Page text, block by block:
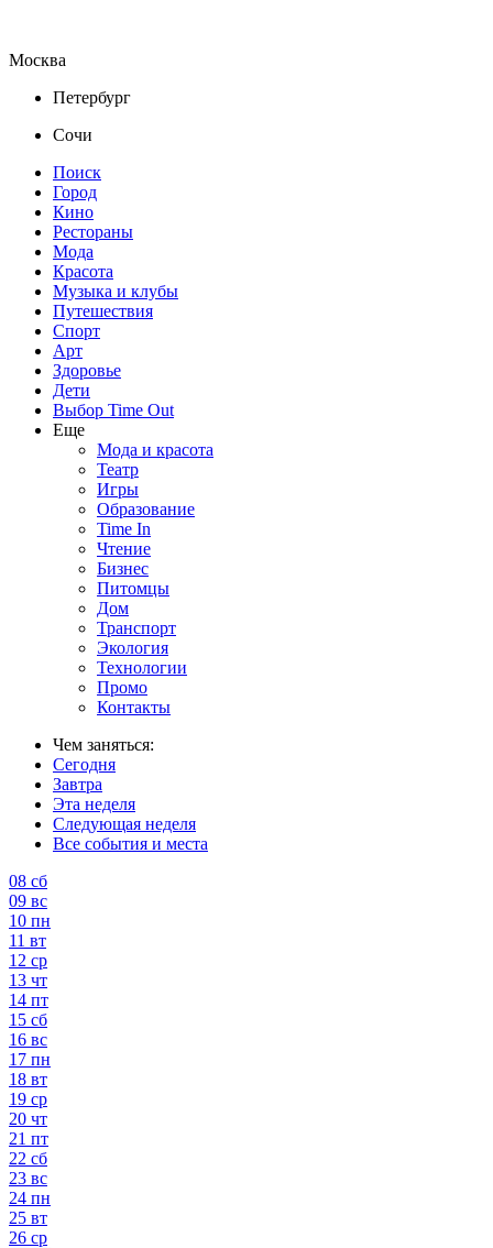
Москва
Петербург
Сочи
Поиск
Город
Кино
Рестораны
Мода
Красота
Музыка и клубы
Путешествия
Спорт
Арт
Здоровье
Дети
Выбор Time Out
Еще
Мода и красота
Театр
Игры
Образование
Time In
Чтение
Бизнес
Питомцы
Дом
Транспорт
Экология
Технологии
Промо
Контакты
Чем заняться:
Сегодня
Завтра
Эта неделя
Следующая неделя
Все события и места
08 сб
09 вс
10 пн
11 вт
12 ср
13 чт
14 пт
15 сб
16 вс
17 пн
18 вт
19 ср
20 чт
21 пт
22 сб
23 вс
24 пн
25 вт
26 ср